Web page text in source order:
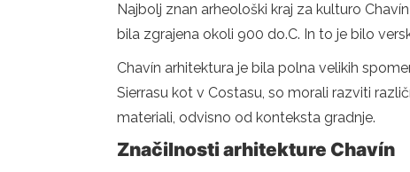
Najbolj znan arheološki kraj za kulturo
bila zgrajena okoli 900 do.C. In to je bilo
Chavín arhitektura je bila polna velikih
Sierrasu kot v Costasu, so morali razviti
materiali, odvisno od konteksta gradnje.
Značilnosti arhitekture Chavín